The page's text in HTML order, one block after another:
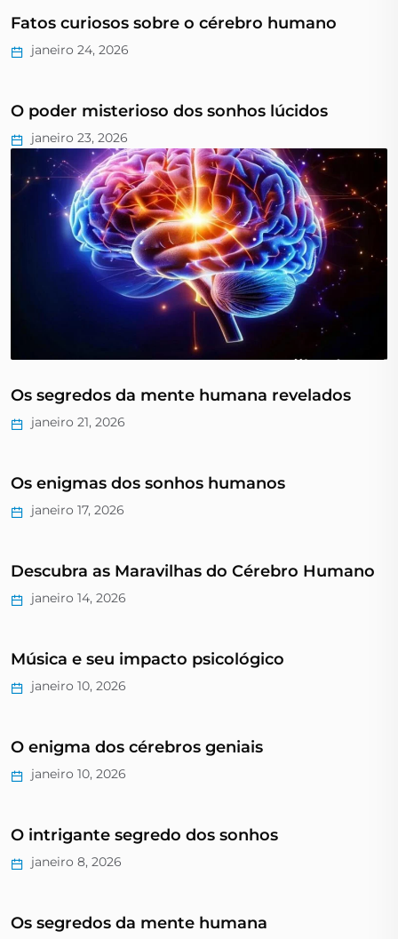
Fatos curiosos sobre o cérebro humano
janeiro 24, 2026
O poder misterioso dos sonhos lúcidos
janeiro 23, 2026
Os segredos da mente humana revelados
janeiro 21, 2026
Os enigmas dos sonhos humanos
janeiro 17, 2026
Descubra as Maravilhas do Cérebro Humano
janeiro 14, 2026
Música e seu impacto psicológico
janeiro 10, 2026
O enigma dos cérebros geniais
janeiro 10, 2026
O intrigante segredo dos sonhos
janeiro 8, 2026
Os segredos da mente humana